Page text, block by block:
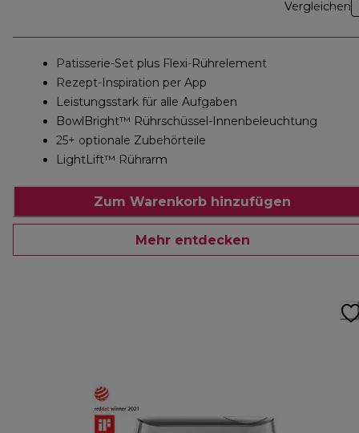
Vergleichen
Patisserie-Set plus Flexi-Rührelement
Rezept-Inspiration per App
Leistungsstark für alle Aufgaben
BowlBright™ Rührschüssel-Innenbeleuchtung
25+ optionale Zubehörteile
LightLift™ Rührarm
Zum Warenkorb hinzufügen
Mehr entdecken